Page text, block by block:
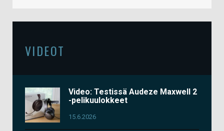
VIDEOT
Video: Testissä Audeze Maxwell 2
-pelikuulokkeet
15.6.2026